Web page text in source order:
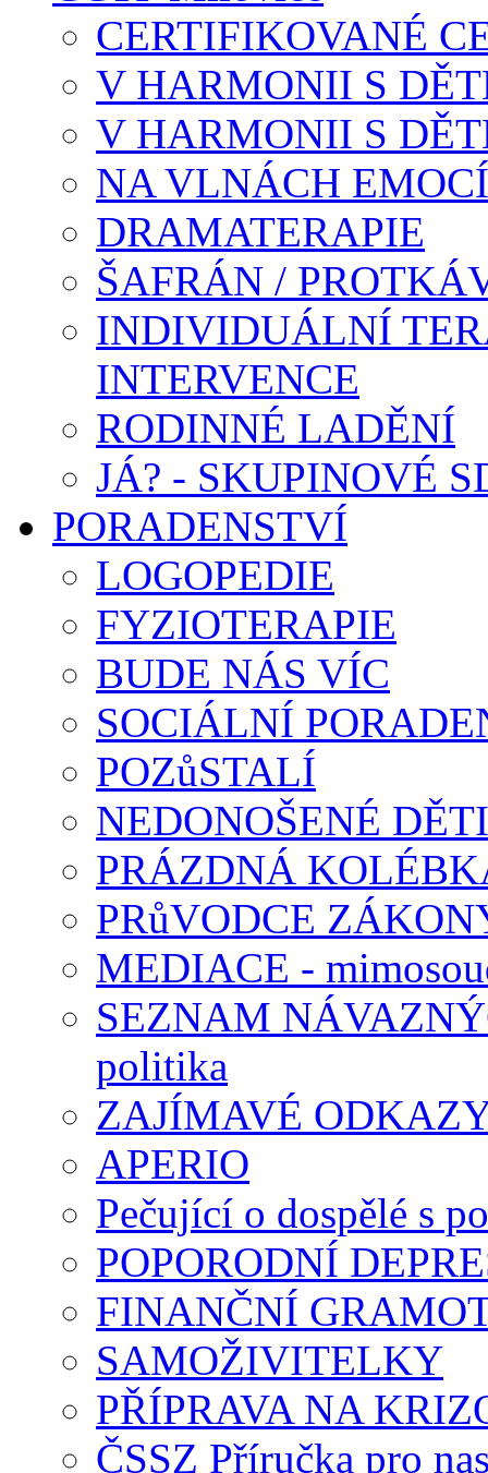
CERTIFIKOVANÉ
V HARMONII S
V HARMONII S
NA VLNÁCH EMOCÍ
DRAMATERAPIE
ŠAFRÁN /
INDIVIDUÁLNÍ
INTERVENCE
RODINNÉ LADĚNÍ
JÁ? - SKUPINOVÉ
PORADENSTVÍ
LOGOPEDIE
FYZIOTERAPIE
BUDE NÁS VÍC
SOCIÁLNÍ
POZůSTALÍ
NEDONOŠENÉ DĚTI
PRÁZDNÁ
PRůVODCE
MEDIACE -
SEZNAM
politika
ZAJÍMAVÉ
APERIO
Pečující o dospělé s
POPORODNÍ
FINANČNÍ
SAMOŽIVITELKY
PŘÍPRAVA NA
ČSSZ Příručka pro